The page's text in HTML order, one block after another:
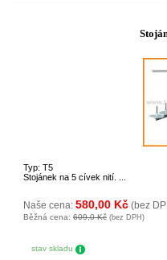
Typ: T5
Stojánek na 5 cívek nití. ...
Naše cena: 580,00 Kč (bez
Běžná cena: 609,0 Kč (bez DPH)
stav skladu